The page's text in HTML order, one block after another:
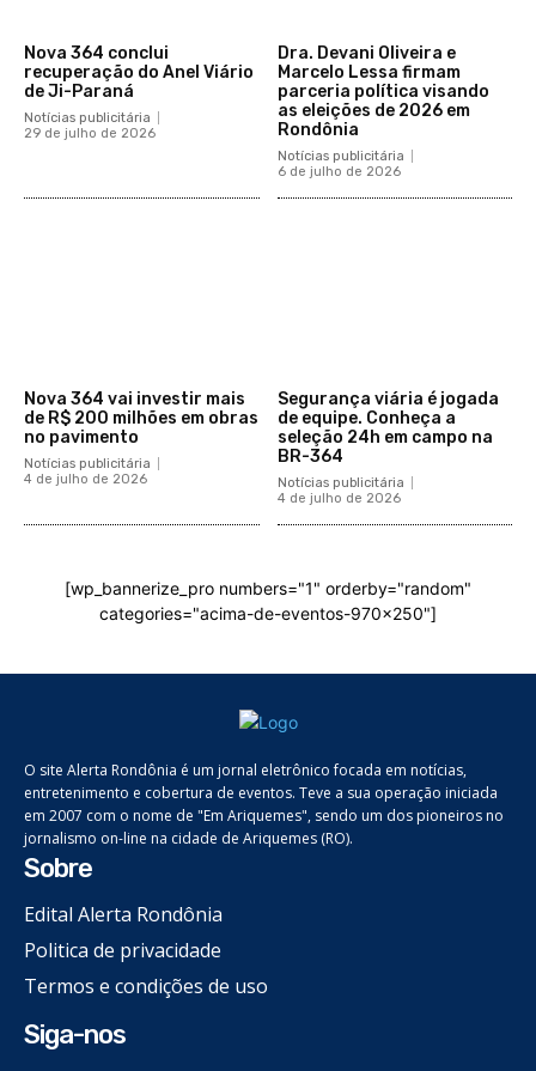
Nova 364 conclui
recuperação do Anel Viário
de Ji-Paraná
Notícias publicitária
29 de julho de 2026
Dra. Devani Oliveira e
Marcelo Lessa firmam
parceria política visando
as eleições de 2026 em
Rondônia
Notícias publicitária
6 de julho de 2026
Nova 364 vai investir mais
de R$ 200 milhões em obras
no pavimento
Notícias publicitária
4 de julho de 2026
Segurança viária é jogada
de equipe. Conheça a
seleção 24h em campo na
BR-364
Notícias publicitária
4 de julho de 2026
[wp_bannerize_pro numbers="1" orderby="random"
categories="acima-de-eventos-970x250"]
O site Alerta Rondônia é um jornal eletrônico focada em notícias,
entretenimento e cobertura de eventos. Teve a sua operação iniciada
em 2007 com o nome de "Em Ariquemes", sendo um dos pioneiros no
jornalismo on-line na cidade de Ariquemes (RO).
Sobre
Edital Alerta Rondônia
Politica de privacidade
Termos e condições de uso
Siga-nos